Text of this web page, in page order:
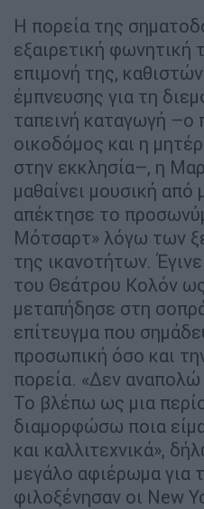
Η πορεία της
εξαιρετική φωνητική
επιμονή της,
έμπνευσης για τη
ταπεινή καταγωγή –ο
οικοδόμος και η
στην εκκλησία–, η
μαθαίνει μουσική από
απέκτησε το
Μότσαρτ» λόγω των
της ικανοτήτων.
του Θεάτρου Κολόν
μεταπήδησε στη
επίτευγμα που
προσωπική όσο και
πορεία. «Δεν
Το βλέπω ως μια
διαμορφώσω ποια
και καλλιτεχνικά»,
μεγάλο αφιέρωμα για
φιλοξένησαν οι New